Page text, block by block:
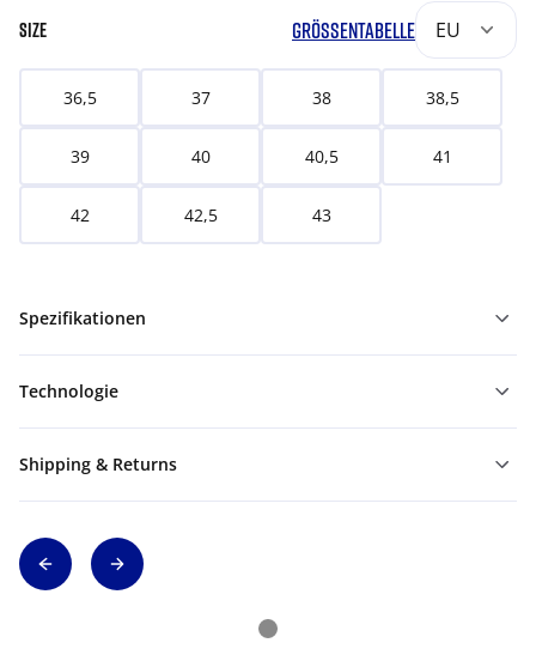
SIZE GRÖSSENTABELLE EU
36,5 37 38 38,5
39 40 40,5 41
42 42,5 43
Spezifikationen
Technologie
Shipping & Returns